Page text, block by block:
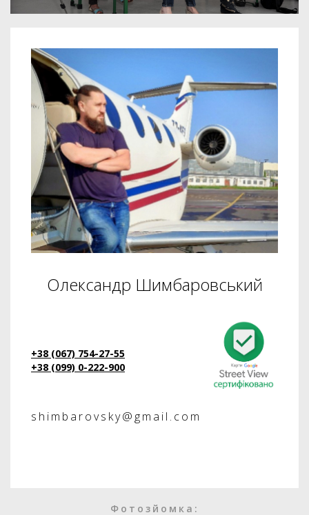
Олександр Шимбаровський
+38 (067) 754-27-55
+38 (099) 0-222-900
shimbarovsky@gmail.com
Фотозйомка: